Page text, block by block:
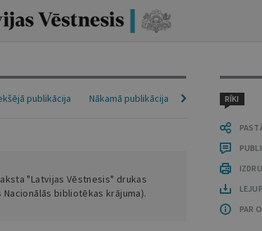
RĪKI
PAR
Nākamā publikācija
publikācija
"Latvijas Vēstnesis" drukas
Nacionālās bibliotēkas krājuma).